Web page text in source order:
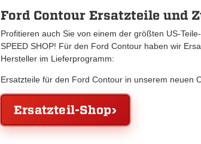
Ford Contour Ersatzteile und
Profitieren auch Sie von einem der größten US-
SPEED SHOP! Für den Ford Contour haben wir
Hersteller im Lieferprogramm:
Ersatzteile für den Ford Contour in unserem neuen
Ersatzteil-Shop